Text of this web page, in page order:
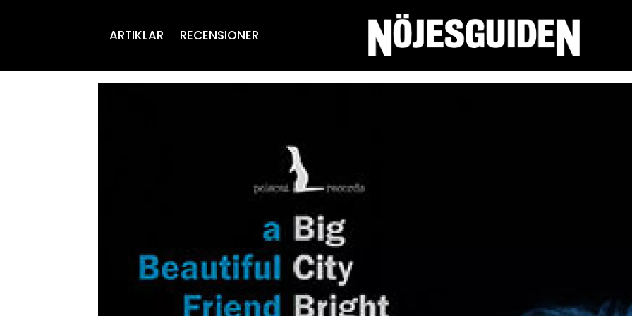
ARTIKLAR RECENSIONER